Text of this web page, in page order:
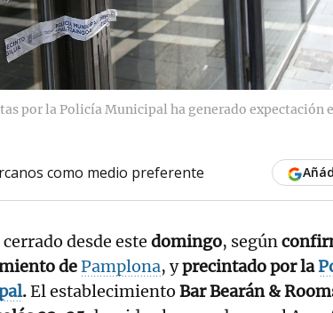
por la Policía Municipal ha generado expectación
como medio preferente
desde este domingo, según
dePamplona, yprecintado por la
.El establecimiento Bar Bearán &